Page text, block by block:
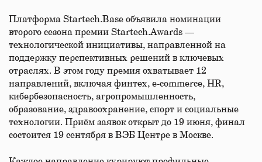
Платформа Startech.Base объявила номинации
второго сезона премии Startech.Awards —
технологической инициативы, направленной на
поддержку перспективных решений в ключевых
отраслях. В этом году премия охватывает 12
направлений, включая финтех, e-commerce, HR,
кибербезопасность, агропромышленность,
образование, здравоохранение, спорт и социальные
технологии. Приём заявок открыт до 19 июня, финал
состоится 19 сентября в ВЭБ Центре в Москве.